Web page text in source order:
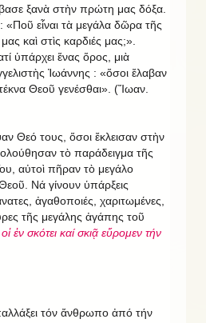
ξανὰ στὴν πρώτη μας δόξα.
εἶναι τὰ μεγάλα δῶρα τῆς
καὶ στὶς καρδιές μας;».
ὑπάρχει ἕνας ὅρος, μιὰ
Ἰωάννης : «ὅσοι ἔλαβαν
Θεοῦ γενέσθαι». (Ἴωαν.
Θεό τους, ὅσοι ἔκλεισαν στὴν
τὸ παράδειγμα τῆς
αὐτοὶ πῆραν τὸ μεγάλο
Νά γίνουν ὑπάρξεις
ἀγαθοποιές, χαριτωμένες,
τῆς μεγάλης ἀγάπης τοῦ
ἐν σκότει καί σκιᾷ εὔρομεν τήν
τόν ἄνθρωπο ἀπό τήν